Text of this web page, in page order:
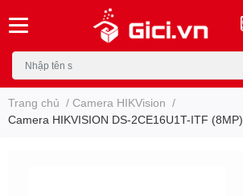
Trang chủ / Camera HIKVision /
Camera HIKVISION DS-2CE16U1T-ITF (8MP)